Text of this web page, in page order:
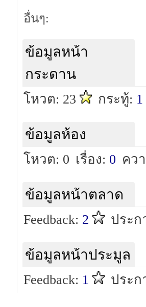
อื่นๆ:
ข้อมูลหน้า
กระดาน
โหวต: 23 กระทู้: 1
ข้อมูลห้อง
โหวต: 0 เรื่อง: 0 คว
ข้อมูลหน้าตลาด
Feedback: 2 ประก
ข้อมูลหน้าประมูล
Feedback: 1 ประก